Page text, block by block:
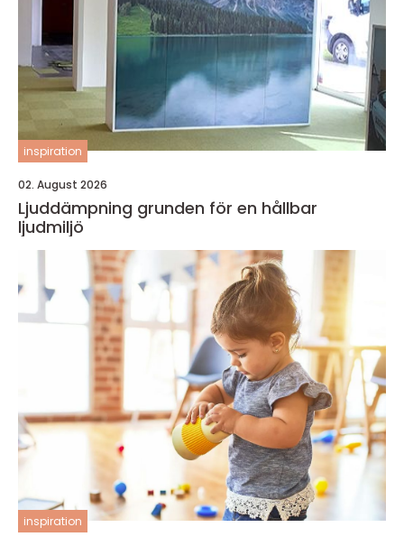
inspiration
02. August 2026
Ljuddämpning grunden för en hållbar
ljudmiljö
inspiration